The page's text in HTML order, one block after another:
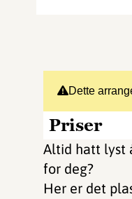
Dette
Priser
Altid hatt lyst
for deg?
Her er det